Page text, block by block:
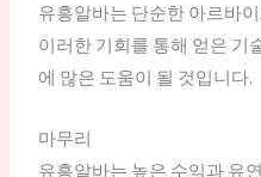
유흥알바는 단순한 아르바
이러한 기회를 통해 얻은 기
에 많은 도움이 될 것입니다.
마무리
유흥알바는 높은 수익과 유